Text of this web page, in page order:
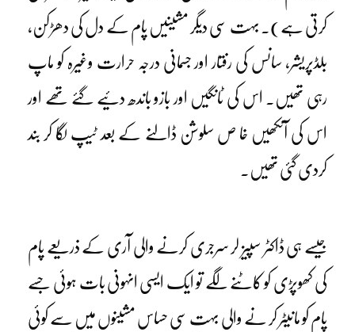
کرتی ہے)۔ بہت سی دیگر مشینیں پام کے دل کی دھڑکن،
بلڈپریشر، سانس کی رفتار اور جسمانی درجہ حرارت وغیرہ کو ماپ
رہی تھیں۔ اس کی ٹانگیں اور بازو باندھ دئیے گئے تھے اور
اس کی آنکھیں خا ص سلوشن ڈالنے کے بعد ٹیپ لگا کر بند
کردی گئی تھیں۔
جیسے ہی ڈاکٹر سپیز لر سرجری کرنے والی آری کے ذریعے پام
کی کھوپڑی کو کاٹنے لگے تو ایک ایسی انہونی بات ہوئی جسے
پام کو مانیٹر کر نے والی بہت سی حساس مشینوں میں سے کوئی